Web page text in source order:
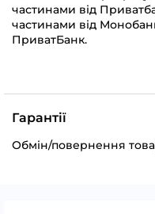
частинами від
частинами від
ПриватБанк.
Гарантії
Обмін/повернення